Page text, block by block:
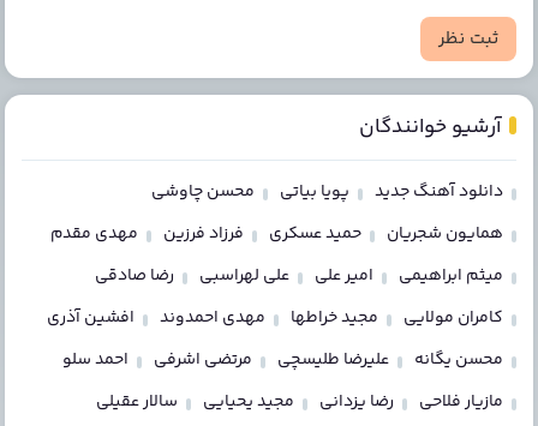
ثبت نظر
آرشیو خوانندگان
دانلود آهنگ جدید پویا بیاتی
محسن چاوشی
همایون شجریان
حمید عسکری فرزاد فرزین
مهدی مقدم
میثم ابراهیمی
امیر علی علی لهراسبی
رضا صادقی
کامران مولایی
مجید خراطها مهدی احمدوند
افشین آذری
محسن یگانه
علیرضا طلیسچی مرتضی اشرفی
احمد سلو
مازیار فلاحی
رضا یزدانی مجید یحیایی
سالار عقیلی